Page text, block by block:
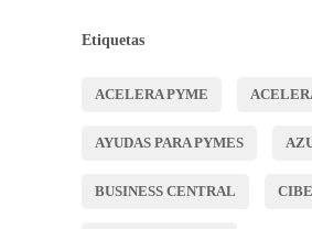
Etiquetas
ACELERA PYME
AYUDAS PARA PYMES
BUSINESS CENTRAL